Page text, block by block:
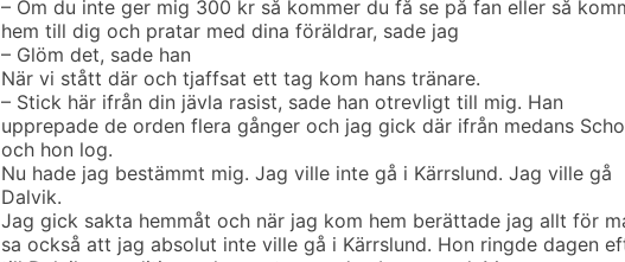
– Om du inte ger mig 300 kr så kommer du få se på fan eller så
hem till dig och pratar med dina föräldrar, sade jag
– Glöm det, sade han
När vi stått där och tjaffsat ett tag kom hans tränare.
– Stick här ifrån din jävla rasist, sade han otrevligt till mig. Han
upprepade de orden flera gånger och jag gick där ifrån medans
och hon log.
Nu hade jag bestämmt mig. Jag ville inte gå i Kärrslund. Jag ville gå
Dalvik.
Jag gick sakta hemmåt och när jag kom hem berättade jag allt för
sa också att jag absolut inte ville gå i Kärrslund. Hon ringde dagen